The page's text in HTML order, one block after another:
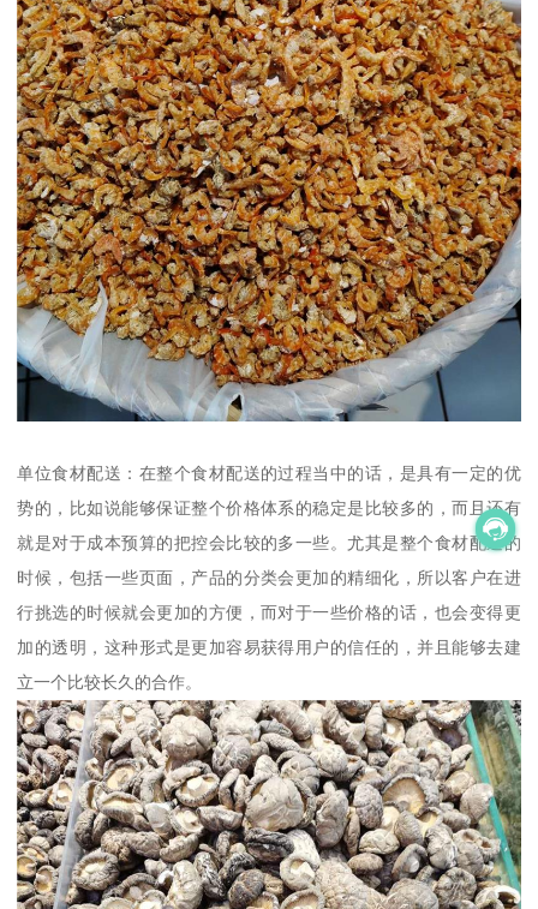
单位食材配送：在整个食材配送的过程当中的话，是具有一定的优
势的，比如说能够保证整个价格体系的稳定是比较多的，而且还有
就是对于成本预算的把控会比较的多一些。尤其是整个食材配送的
时候，包括一些页面，产品的分类会更加的精细化，所以客户在进
行挑选的时候就会更加的方便，而对于一些价格的话，也会变得更
加的透明，这种形式是更加容易获得用户的信任的，并且能够去建
立一个比较长久的合作。